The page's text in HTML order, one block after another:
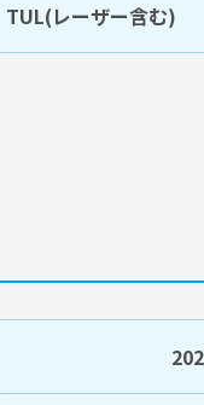
TUL(レーザー含む)